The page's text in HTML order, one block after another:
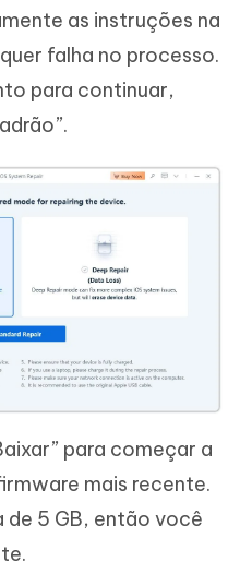
as instruções na
falha no processo.
para continuar,
para começar a
mais recente.
de 5 GB, então você